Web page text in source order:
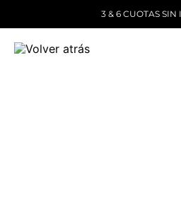
3 & 6 CUOTAS SIN